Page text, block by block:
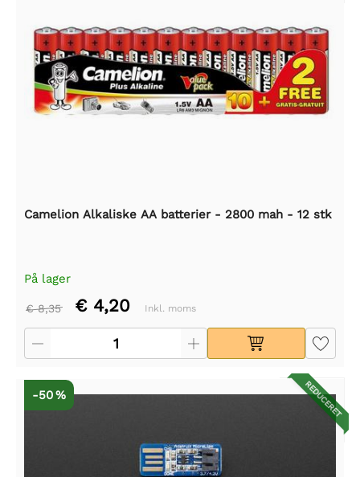
Camelion Alkaliske AA batterier - 2800 mah - 12 stk
På lager
€ 8,35 € 4,20 Inkl. moms
REDUCERET
-50 %